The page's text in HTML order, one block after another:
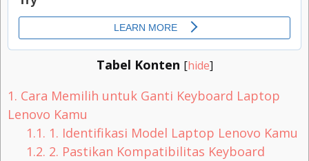
Tabel Konten [hide]
1. Cara Memilih untuk Ganti Keyboard Laptop
Lenovo Kamu
1.1. 1. Identifikasi Model Laptop Lenovo Kamu
1.2. 2. Pastikan Kompatibilitas Keyboard